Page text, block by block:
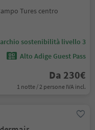
Tures centro
sostenibilità livello 3
Alto Adige Guest Pass
Da 230€
1 notte / 2 persone IVA incl.